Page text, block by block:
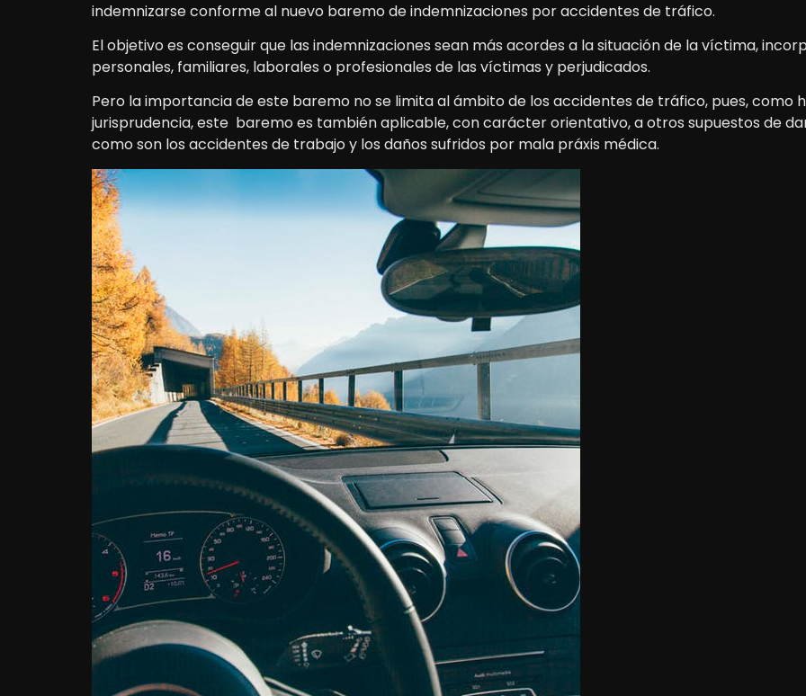
indemnizarse conforme al nuevo baremo de indemnizaciones por accidentes de tráfico.
El objetivo es conseguir que las indemnizaciones sean más acordes a la situación de la víctima,
personales, familiares, laborales o profesionales de las víctimas y perjudicados.
Pero la importancia de este baremo no se limita al ámbito de los accidentes de tráfico, pues, como
jurisprudencia, este baremo es también aplicable, con carácter orientativo, a otros supuestos de
como son los accidentes de trabajo y los daños sufridos por mala práxis médica.